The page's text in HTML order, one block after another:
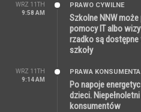
WRZ 11TH
9:58 AM
PRAWO CYWILNE
Szkolne NNW
pomocy IT albo
rzadko są
szkoły
WRZ 11TH
9:14 AM
PRAWA KONSUMENTA
Po napoje
dzieci.
konsumentów